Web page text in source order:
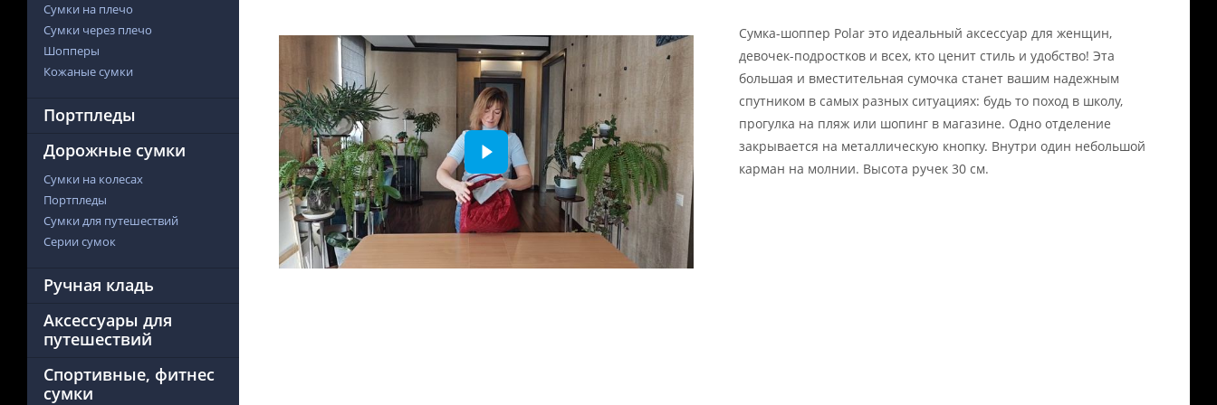
Сумки на плечо
Сумки через плечо
Шопперы
Кожаные сумки
Портпледы
Дорожные сумки
Сумки на колесах
Портпледы
Сумки для путешествий
Серии сумок
Ручная кладь
Аксессуары для
путешествий
Спортивные, фитнес
сумки
Сумка-шоппер Polar это идеальный аксессуар для женщин,
девочек-подростков и всех, кто ценит стиль и удобство! Эта
большая и вместительная сумочка станет вашим надежным
спутником в самых разных ситуациях: будь то поход в школу,
прогулка на пляж или шопинг в магазине. Одно отделение
закрывается на металлическую кнопку. Внутри один небольшой
карман на молнии. Высота ручек 30 см.